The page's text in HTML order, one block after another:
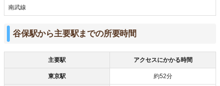
南武線
谷保駅から主要駅までの所要時間
主要駅 アクセスにかかる時間
東京駅 約52分